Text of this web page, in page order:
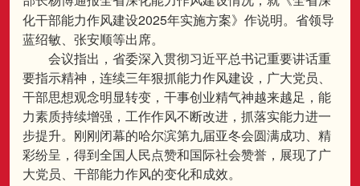
化干部能力作风建设2025年实施方案》作说明。省领导
蓝绍敏、张安顺等出席。
会议指出，省委深入贯彻习近平总书记重要讲话重
要指示精神，连续三年狠抓能力作风建设，广大党员、
干部思想观念明显转变，干事创业精气神越来越足，能
力素质持续增强，工作作风不断改进，抓落实能力进一
步提升。刚刚闭幕的哈尔滨第九届亚冬会圆满成功、精
彩纷呈，得到全国人民点赞和国际社会赞誉，展现了广
大党员、干部能力作风的变化和成效。